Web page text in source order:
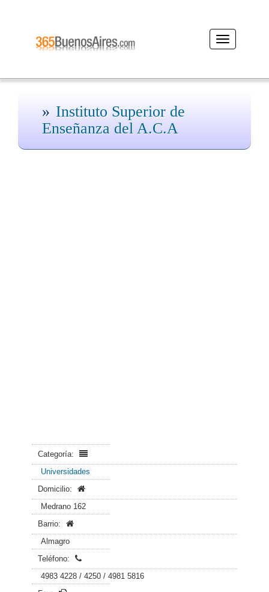
Desplegar
navegación
Instituto Superior de
Enseñanza del A.C.A
Categoría:
Universidades
Domicilio:
Medrano 162
Barrio:
Almagro
Teléfono:
4983 4228 / 4250 / 4981 5816